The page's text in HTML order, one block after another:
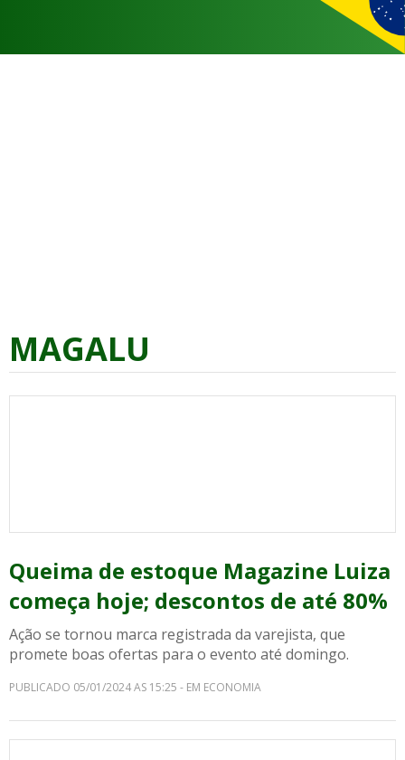
MAGALU
Queima de estoque Magazine Luiza
começa hoje; descontos de até 80%
Ação se tornou marca registrada da varejista, que
promete boas ofertas para o evento até domingo.
PUBLICADO 05/01/2024 AS 15:25 - EM ECONOMIA